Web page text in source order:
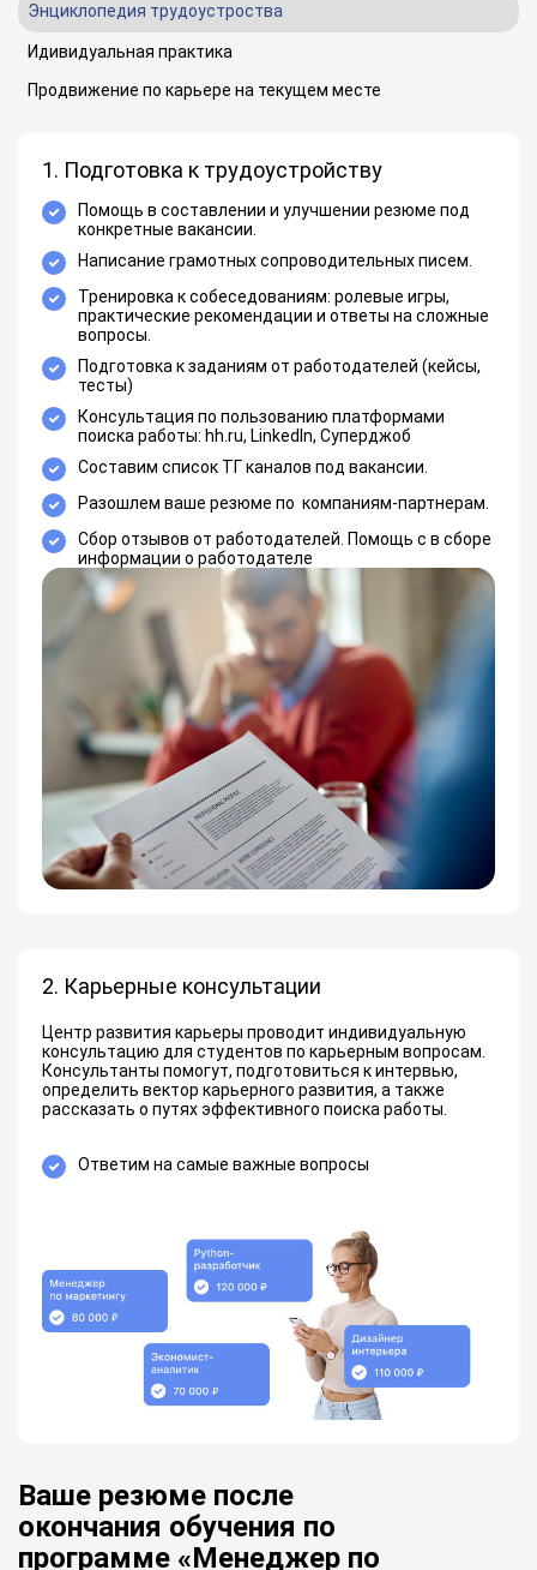
Энциклопедия трудоустроства
Идивидуальная практика
Продвижение по карьере на текущем месте
1. Подготовка к трудоустройству
Помощь в составлении и улучшении резюме под
конкретные вакансии.
Написание грамотных сопроводительных писем.
Тренировка к собеседованиям: ролевые игры,
практические рекомендации и ответы на сложные
вопросы.
Подготовка к заданиям от работодателей (кейсы,
тесты)
Консультация по пользованию платформами
поиска работы: hh.ru, LinkedIn, Суперджоб
Составим список ТГ каналов под вакансии.
Разошлем ваше резюме по компаниям-партнерам.
Сбор отзывов от работодателей. Помощь с в сборе
информации о работодателе
2. Карьерные консультации
Центр развития карьеры проводит индивидуальную
консультацию для студентов по карьерным вопросам.
Консультанты помогут, подготовиться к интервью,
определить вектор карьерного развития, а также
рассказать о путях эффективного поиска работы.
Ответим на самые важные вопросы
Ваше резюме после
окончания обучения по
программе «Менеджер по